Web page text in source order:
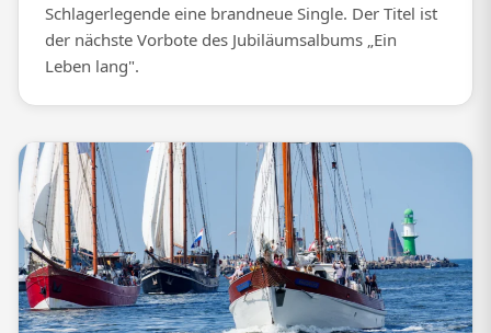
Schlagerlegende eine brandneue Single. Der Titel ist
der nächste Vorbote des Jubiläumsalbums „Ein
Leben lang".